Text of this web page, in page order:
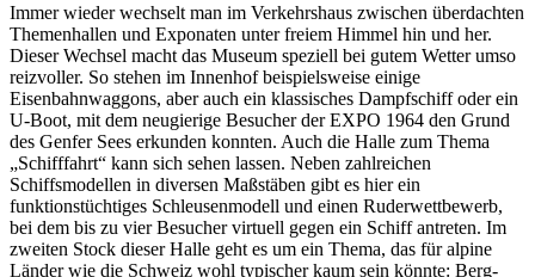
Immer wieder wechselt man im Verkehrshaus zwischen überdachten
Themenhallen und Exponaten unter freiem Himmel hin und her.
Dieser Wechsel macht das Museum speziell bei gutem Wetter umso
reizvoller. So stehen im Innenhof beispielsweise einige
Eisenbahnwaggons, aber auch ein klassisches Dampfschiff oder ein
U-Boot, mit dem neugierige Besucher der EXPO 1964 den Grund
des Genfer Sees erkunden konnten. Auch die Halle zum Thema
„Schifffahrt“ kann sich sehen lassen. Neben zahlreichen
Schiffsmodellen in diversen Maßstäben gibt es hier ein
funktionstüchtiges Schleusenmodell und einen Ruderwettbewerb,
bei dem bis zu vier Besucher virtuell gegen ein Schiff antreten. Im
zweiten Stock dieser Halle geht es um ein Thema, das für alpine
Länder wie die Schweiz wohl typischer kaum sein könnte: Berg-